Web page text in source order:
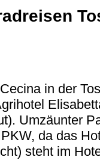
in der
Umzäunter
da das
steht im